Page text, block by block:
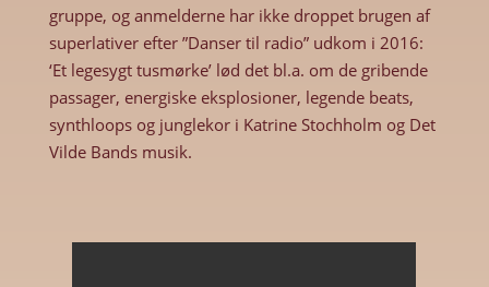
gruppe, og anmelderne har ikke droppet brugen af
superlativer efter ”Danser til radio” udkom i 2016:
‘Et legesygt tusmørke’ lød det bl.a. om de gribende
passager, energiske eksplosioner, legende beats,
synthloops og junglekor i Katrine Stochholm og Det
Vilde Bands musik.